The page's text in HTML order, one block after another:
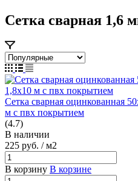
Сетка сварная 1,6
Сетка сварная оцинкованная
м с пвх покрытием
(4.7)
В наличии
225 руб. / м2
В корзину В корзине